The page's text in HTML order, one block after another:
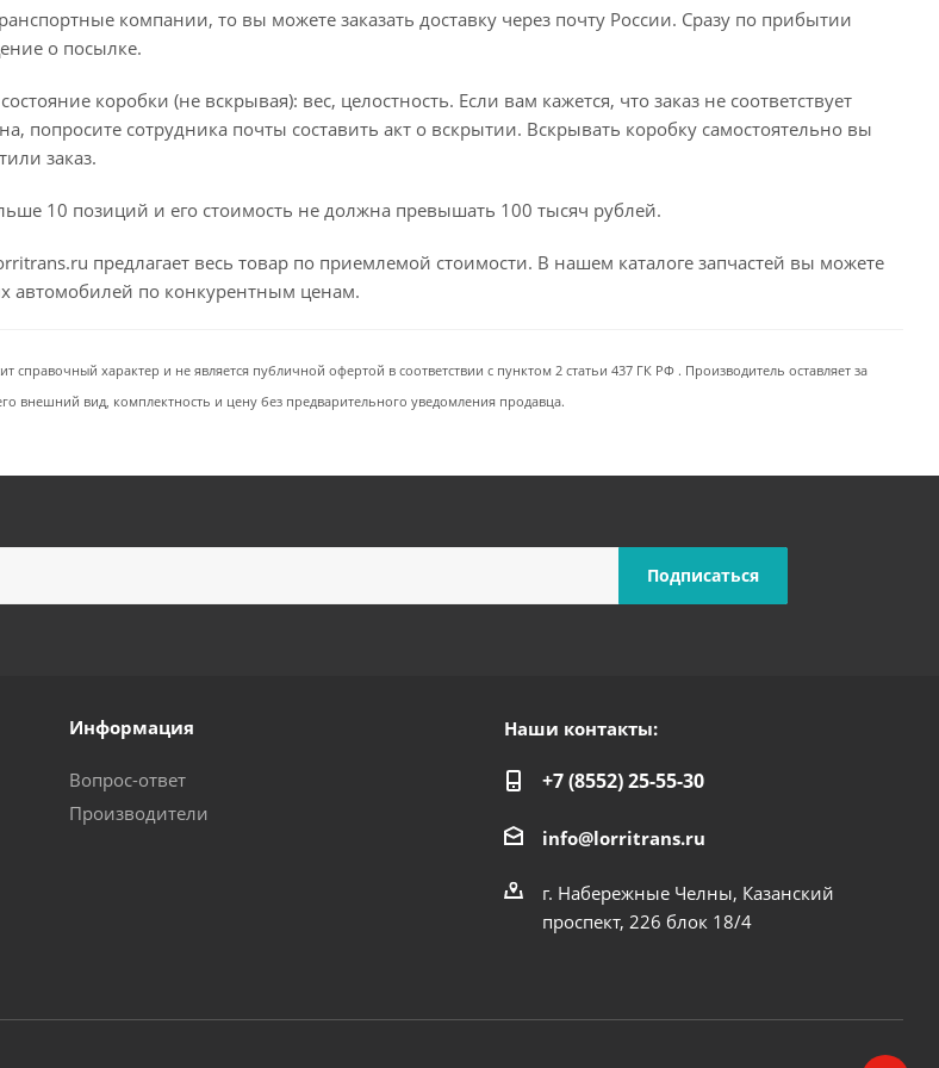
компании, то вы можете заказать доставку через почту России. Сразу по прибытии
о посылке.
коробки (не вскрывая): вес, целостность. Если вам кажется, что заказ не соответствует
попросите сотрудника почты составить акт о вскрытии. Вскрывать коробку самостоятельно вы
заказ.
10 позиций и его стоимость не должна превышать 100 тысяч рублей.
предлагает весь товар по приемлемой стоимости. В нашем каталоге запчастей вы можете
автомобилей по конкурентным ценам.
справочный характер и не является публичной офертой в соответствии с пунктом 2 статьи 437 ГК РФ . Производитель оставляет за
внешний вид, комплектность и цену без предварительного уведомления продавца.
Информация
Вопрос-ответ
Производители
Наши контакты:
+7 (8552) 25-55-30
info@lorritrans.ru
г. Набережные Челны, Казанский
проспект, 226 блок 18/4